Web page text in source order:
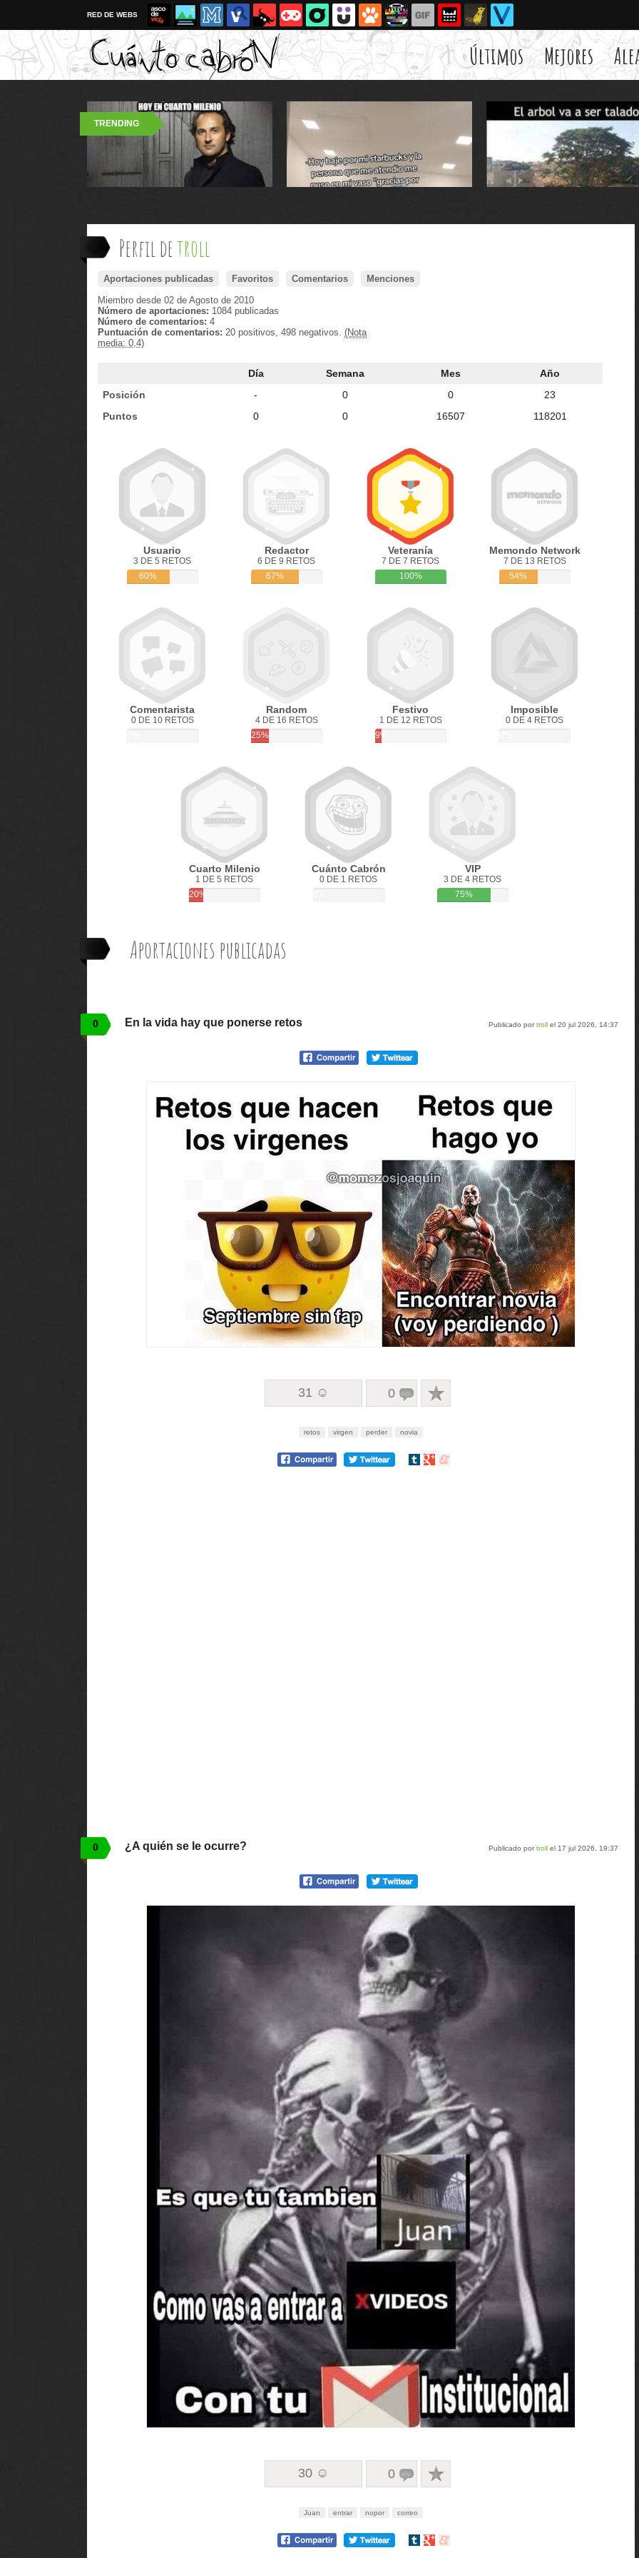
RED DE WEBS
Últimos Mejores
TRENDING
Perfil detroll
Aportaciones publicadas Favoritos Comentarios
Menciones
Miembro desde 02 de Agosto de 2010
Número de aportaciones: 1084 publicadas
Número de comentarios: 4
Puntuación de comentarios: 20 positivos, 498 negativos. (Nota
media: 0,4)
Día Semana Mes
Año
Posición
- 0 0
23
Puntos
0 0 16507 118201
Usuario
3 DE 5 RETOS
60%
Redactor
6 DE 9 RETOS
67%
Veteranía
7 DE 7 RETOS
100%
Memondo Network
7 DE 13 RETOS
54%
Comentarista
0 DE 10 RETOS
Random
4 DE 16 RETOS
25%
Festivo
1 DE 12 RETOS
9%
Imposible
0 DE 4 RETOS
Cuarto Milenio
1 DE 5 RETOS
20%
Cuánto Cabrón
0 DE 1 RETOS
VIP
3 DE 4 RETOS
75%
Aportaciones publicadas
0 Publicado portroll el 20 jul 2026, 14:37
En la vida hay que ponerse retos
31 ☺ 0
retos virgen perder novia
Compartir
Compartir
Compartir
0 Publicado portroll el 17 jul 2026, 19:37
¿A quién se le ocurre?
30 ☺ 0
Juan entrar nopor correo
Compartir
Compartir
Compartir